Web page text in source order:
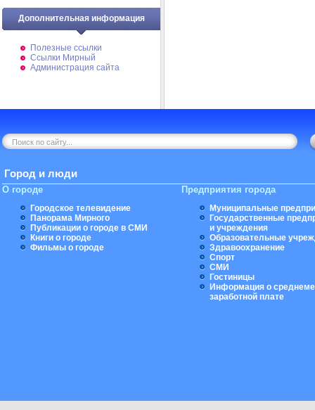
Дополнительная информация
Полезные ссылки
Ссылки Мирный
Администрация сайта
Город и люди
О городе
Городское телевидение
Панорама Мирного
Публикации о городе в СМИ
Книги о городе
Фильмы о городе
Предприятия города
Муниципальные
Государственные
и учреждения
Образовательные
Здравоохранение
Спорт
СМИ
Гостиницы
Информация о
заработной плате